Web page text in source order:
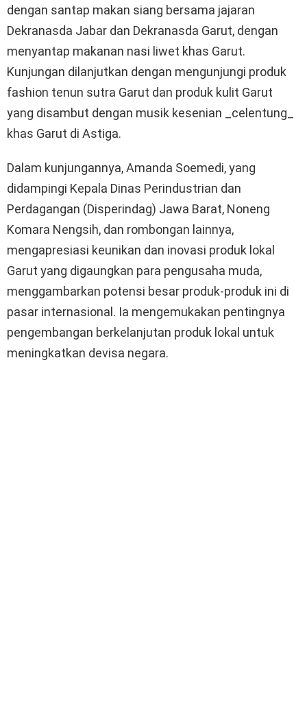
dengan santap makan siang bersama jajaran
Dekranasda Jabar dan Dekranasda Garut, dengan
menyantap makanan nasi liwet khas Garut.
Kunjungan dilanjutkan dengan mengunjungi produk
fashion tenun sutra Garut dan produk kulit Garut
yang disambut dengan musik kesenian _celentung_
khas Garut di Astiga.
Dalam kunjungannya, Amanda Soemedi, yang
didampingi Kepala Dinas Perindustrian dan
Perdagangan (Disperindag) Jawa Barat, Noneng
Komara Nengsih, dan rombongan lainnya,
mengapresiasi keunikan dan inovasi produk lokal
Garut yang digaungkan para pengusaha muda,
menggambarkan potensi besar produk-produk ini di
pasar internasional. Ia mengemukakan pentingnya
pengembangan berkelanjutan produk lokal untuk
meningkatkan devisa negara.